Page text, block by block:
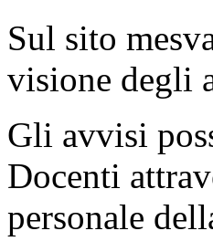
Sul sito
visione degli
Gli avvisi
Docenti
personale